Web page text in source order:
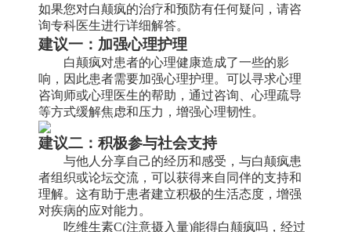
如果您对白颠疯的治疗和预防有任何疑问，请咨
询专科医生进行详细解答。
建议一：加强心理护理
白颠疯对患者的心理健康造成了一些的影
响，因此患者需要加强心理护理。可以寻求心理
咨询师或心理医生的帮助，通过咨询、心理疏导
等方式缓解焦虑和压力，增强心理韧性。
建议二：积极参与社会支持
与他人分享自己的经历和感受，与白颠疯患
者组织或论坛交流，可以获得来自同伴的支持和
理解。这有助于患者建立积极的生活态度，增强
对疾病的应对能力。
吃维生素C(注意摄入量)能得白颠疯吗，经过